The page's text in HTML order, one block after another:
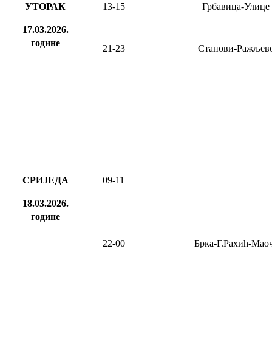
УТОРАК
17.03.2026.
године
13-15 Грбавица-Улице
21-23 Станови-
СРИЈЕДА
18.03.2026.
године
09-11
22-00 Брка-Г.Рахић-